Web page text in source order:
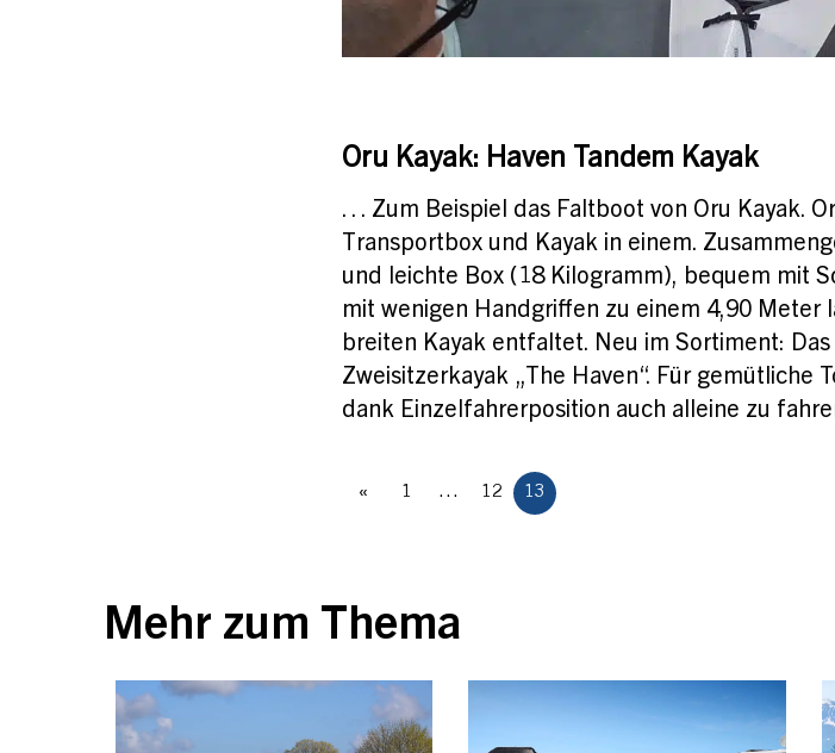
Oru Kayak: Haven Tandem Kayak
… Zum Beispiel das Faltboot von Oru Kayak.
Transportbox und Kayak in einem.
und leichte Box (18 Kilogramm), bequem mit
mit wenigen Handgriffen zu einem 4,90 Meter
breiten Kayak entfaltet. Neu im Sortiment:
Zweisitzerkayak „The Haven“. Für gemütliche
dank Einzelfahrerposition auch alleine zu
« 1 … 12 13
Mehr zum Thema